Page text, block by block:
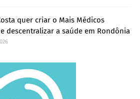
quer criar o Mais Médicos
descentralizar a saúde em Rondônia